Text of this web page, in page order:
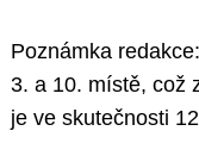
Poznámka
3. a 10. místě, což
je ve skutečnosti